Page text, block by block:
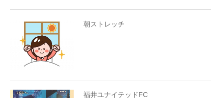
朝ストレッチ
福井ユナイテッドFC